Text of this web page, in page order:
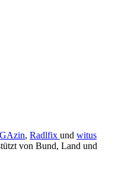
, Radlfix und witus
von Bund, Land und